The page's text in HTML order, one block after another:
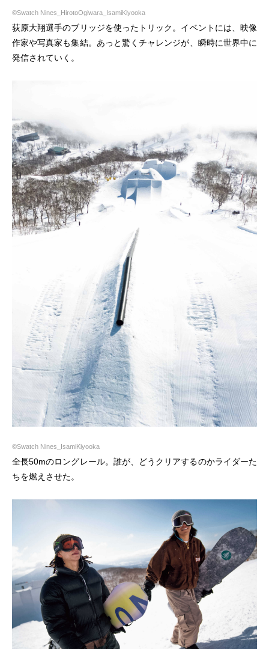
©Swatch Nines_HirotoOgiwara_IsamiKiyooka
荻原大翔選手のブリッジを使ったトリック。イベントには、映像
作家や写真家も集結。あっと驚くチャレンジが、瞬時に世界中に
発信されていく。
©Swatch Nines_IsamiKiyooka
全長50mのロングレール。誰が、どうクリアするのかライダーた
ちを燃えさせた。